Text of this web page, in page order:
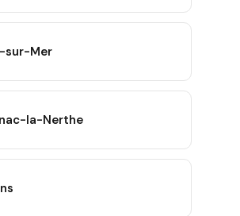
sur-Mer
la-Nerthe